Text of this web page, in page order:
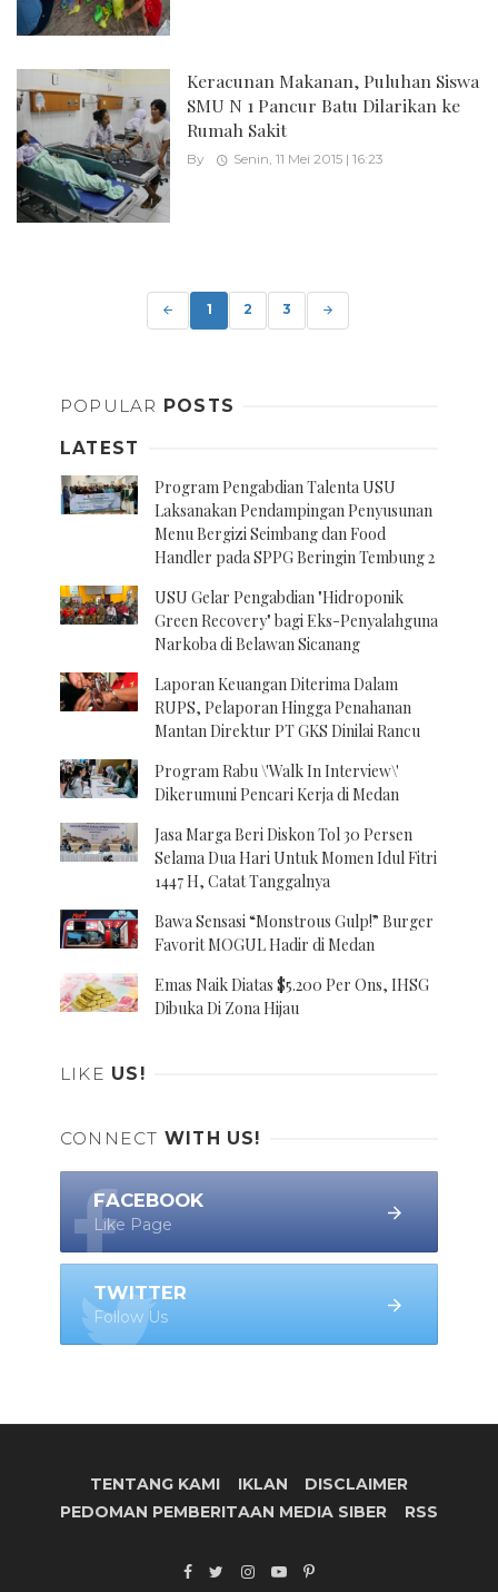
Keracunan Makanan, Puluhan Siswa
SMU N 1 Pancur Batu Dilarikan ke
Rumah Sakit
By Senin, 11 Mei 2015 | 16:23
1 2 3
POPULAR POSTS
LATEST
Program Pengabdian Talenta USU
Laksanakan Pendampingan Penyusunan
Menu Bergizi Seimbang dan Food
Handler pada SPPG Beringin Tembung 2
USU Gelar Pengabdian "Hidroponik
Green Recovery" bagi Eks-Penyalahguna
Narkoba di Belawan Sicanang
Laporan Keuangan Diterima Dalam
RUPS, Pelaporan Hingga Penahanan
Mantan Direktur PT GKS Dinilai Rancu
Program Rabu \'Walk In Interview\'
Dikerumuni Pencari Kerja di Medan
Jasa Marga Beri Diskon Tol 30 Persen
Selama Dua Hari Untuk Momen Idul Fitri
1447 H, Catat Tanggalnya
Bawa Sensasi “Monstrous Gulp!” Burger
Favorit MOGUL Hadir di Medan
Emas Naik Diatas $5.200 Per Ons, IHSG
Dibuka Di Zona Hijau
LIKE US!
CONNECT WITH US!
FACEBOOK
Like Page
TWITTER
Follow Us
TENTANG KAMI IKLAN
DISCLAIMER
PEDOMAN PEMBERITAAN MEDIA SIBER
RSS